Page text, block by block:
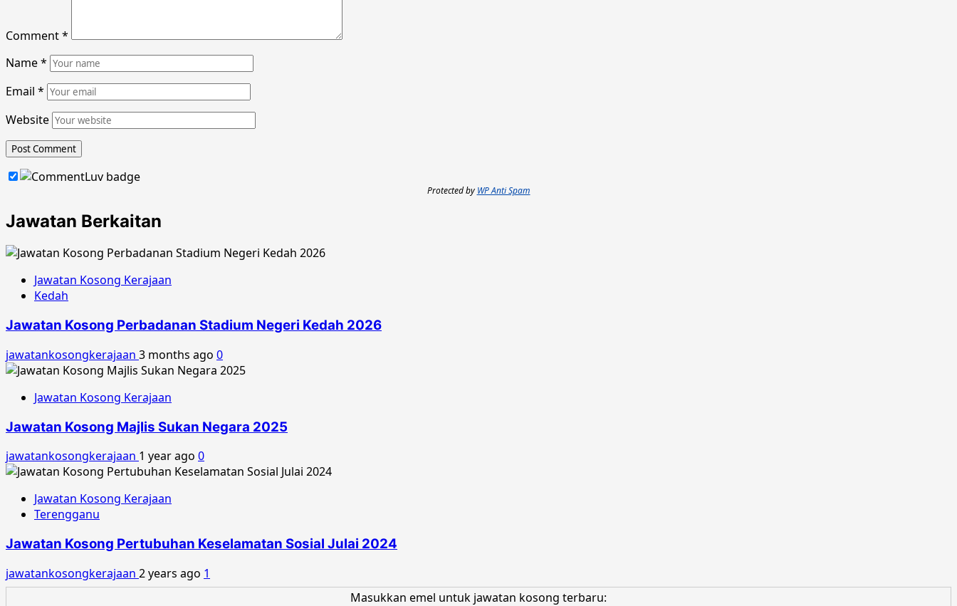
Comment*
Name*
Email *
Website
Protected by WP Anti Spam
Jawatan Berkaitan
Jawatan Kosong Kerajaan
Kedah
Jawatan Kosong Perbadanan Stadium Negeri Kedah 2026
jawatankosongkerajaan 3 months ago 0
Jawatan Kosong Kerajaan
Jawatan Kosong Majlis Sukan Negara 2025
jawatankosongkerajaan 1 year ago 0
Jawatan Kosong Kerajaan
Terengganu
Jawatan Kosong Pertubuhan Keselamatan Sosial Julai 2024
jawatankosongkerajaan 2 years ago 1
Masukkan emel untuk jawatan kosong terbaru: